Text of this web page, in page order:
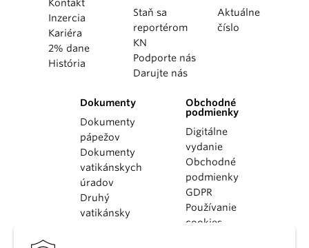
Kontakt
Inzercia
Kariéra
2% dane
História
Staň sa
reportérom
KN
Podporte nás
Darujte nás
Aktuálne
číslo
Dokumenty
Dokumenty
pápežov
Dokumenty
vatikánskych
úradov
Druhý
vatikánsky
Obchodné
podmienky
Digitálne
vydanie
Obchodné
podmienky
GDPR
Používanie
cookies